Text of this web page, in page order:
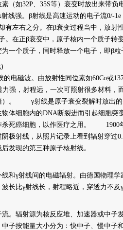
如32P、35S等）衰变时放出来带负
线强。β射线是高速运动的电子流0/-
有左右之分。在β衰变过程当中，放
。在正β衰变中，原子核内一个质子转
一个质子，同时释放一个电子，即β粒
磁波。由放射性同位素如60Co或
力强，射程远，一次可照射很多材料
）。 γ射线是原子衰变裂解时放出的
物体细胞内的DNA断裂进而引起细
杀死癌细胞，以作医疗之用。 1900
极射线，从照片记录上看到辐射穿过
发现的第三种原子核射线。
γ射线间的电磁辐射。由德国物理学
长比γ射线长，射程略近，穿透力不及
辐射源为核反应堆、加速器或中子
子按能量大小分为：快中子、慢中子